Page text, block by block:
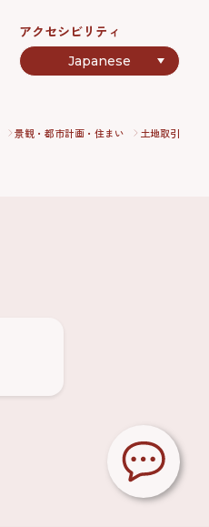
アクセシビリティ
景観・都市計画・住まい 土地取引